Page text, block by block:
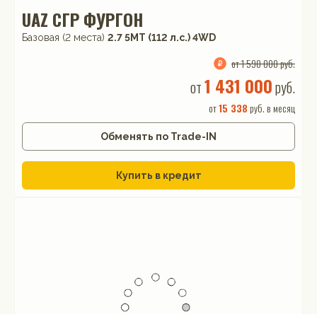
UAZ СГР ФУРГОН
Базовая (2 места) 2.7 5MT (112 л.с.) 4WD
от 1 590 000 руб.
от1 431 000руб.
от15 338 руб. в месяц
Обменять по Trade-IN
Купить в кредит